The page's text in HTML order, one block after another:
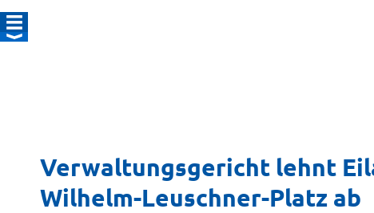
Verwaltungsgericht lehnt
Wilhelm-Leuschner-Platz ab